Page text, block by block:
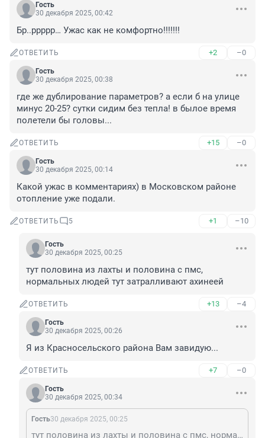
Гость
30 декабря 2025, 00:42
Бр..ррррр… Ужас как не комфортно!!!!!!!
ОТВЕТИТЬ +2 –0
Гость
30 декабря 2025, 00:38
где же дублирование параметров? а если б на улице
минус 20-25? сутки сидим без тепла! в былое время
полетели бы головы...
ОТВЕТИТЬ +15 –0
Гость
30 декабря 2025, 00:14
Какой ужас в комментариях) в Московском районе
отопление уже подали.
ОТВЕТИТЬ 5 +1 –10
Гость
30 декабря 2025, 00:25
тут половина из лахты и половина с пмс,
нормальных людей тут затралливают ахинеей
ОТВЕТИТЬ +13 –4
Гость
30 декабря 2025, 00:26
Я из Красносельского района Вам завидую...
ОТВЕТИТЬ +7 –0
Гость
30 декабря 2025, 00:34
Гость30 декабря 2025, 00:25
тут половина из лахты и половина с пмс, нормальных людей тут затралливают ахинеей